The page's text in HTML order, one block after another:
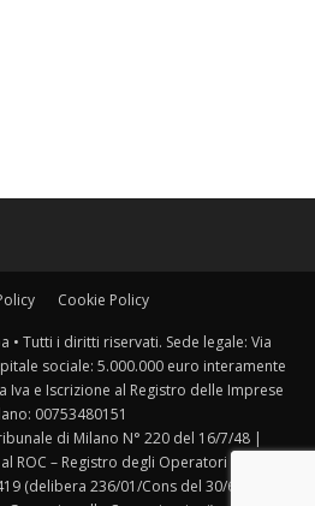
Cookie Policy
• Tutti i diritti riservati. Sede legale: Via
sociale: 5.000.000 euro interamente
Iva e Iscrizione al Registro delle Imprese
00753480151
di Milano N° 220 del 16/7/48 |
ROC – Registro degli Operatori della
(delibera 236/01/Cons del 30/6/2001